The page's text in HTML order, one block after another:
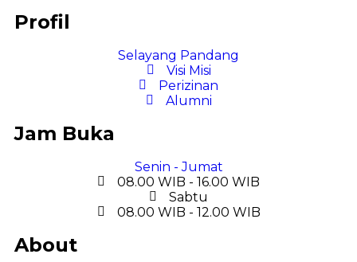
Profil
Selayang Pandang
Visi Misi
Perizinan
Alumni
Jam Buka
Senin - Jumat
08.00 WIB - 16.00 WIB
Sabtu
08.00 WIB - 12.00 WIB
About